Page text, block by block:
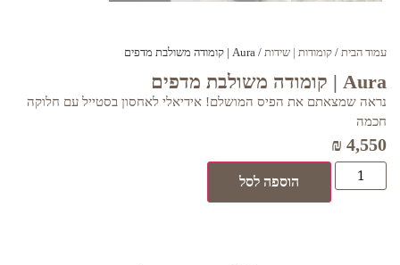
עמוד הבית / קומודות | שידות / Aura | קומודה משולבת מדפים
Aura | קומודה משולבת מדפים
נראה שמצאתם את הפיס המושלם! אידיאלי לאחסון בסטייל עם חלוקה
חכמה
₪ 4,550
הוספה לסל